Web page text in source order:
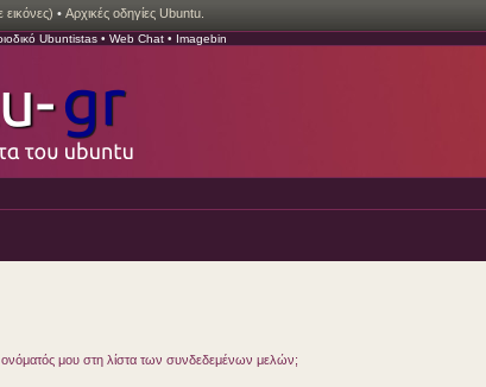
• Αρχικές οδηγίες Ubuntu.
Ubuntistas • Web Chat • Imagebin
μου στη λίστα των συνδεδεμένων μελών;